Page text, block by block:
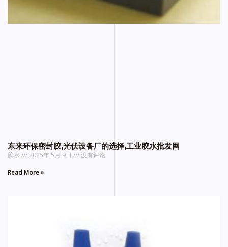
东来环保密封胶,光伏设备厂的选择,工业胶水批发网
胶水 2025年 5月 9日
没有评论
Read More »